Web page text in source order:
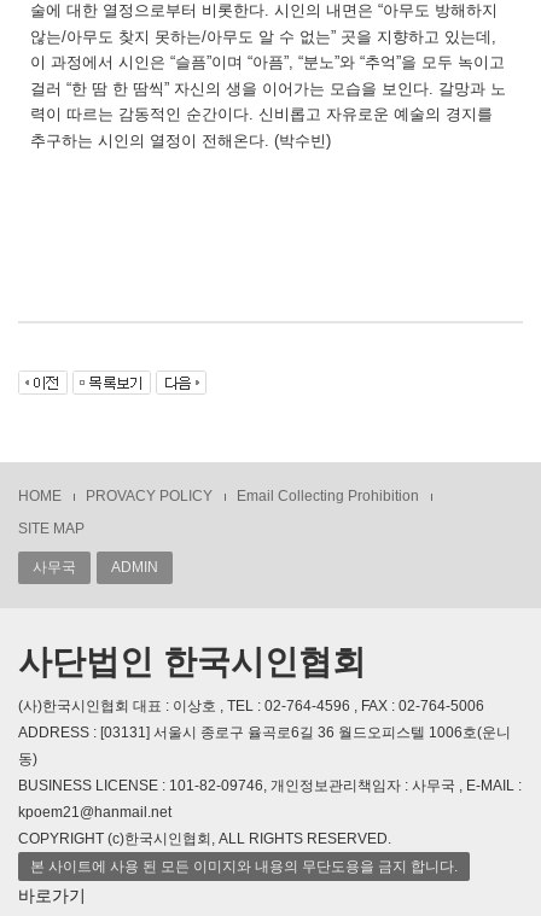
술에 대한 열정으로부터 비롯한다. 시인의 내면은 “아무도 방해하지
않는/아무도 찾지 못하는/아무도 알 수 없는” 곳을 지향하고 있는데 ,
이 과정에서 시인은 “슬픔”이며 “아픔”, “분노”와 “추억”을 모두 녹이고
걸러 “한 땀 한 땀씩” 자신의 생을 이어가는 모습을 보인다. 갈망과 노
력이 따르는 감동적인 순간이다. 신비롭고 자유로운 예술의 경지를
추구하는 시인의 열정이 전해온다. (박수빈)
HOME PROVACY POLICY
Email Collecting Prohibition
SITE MAP
사무국 ADMIN
사단법인 한국시인협회
(사)한국시인협회 대표 : 이상호 , TEL : 02-764-4596 , FAX : 02-764-5006
ADDRESS : [03131] 서울시 종로구 율곡로6길 36 월드오피스텔 1006호(운니
동)
BUSINESS LICENSE : 101-82-09746, 개인정보관리책임자 : 사무국 , E-MAIL :
kpoem21@hanmail.net
COPYRIGHT (c)한국시인협회, ALL RIGHTS RESERVED.
본 사이트에 사용 된 모든 이미지와 내용의 무단도용을 금지 합니다.
바로가기